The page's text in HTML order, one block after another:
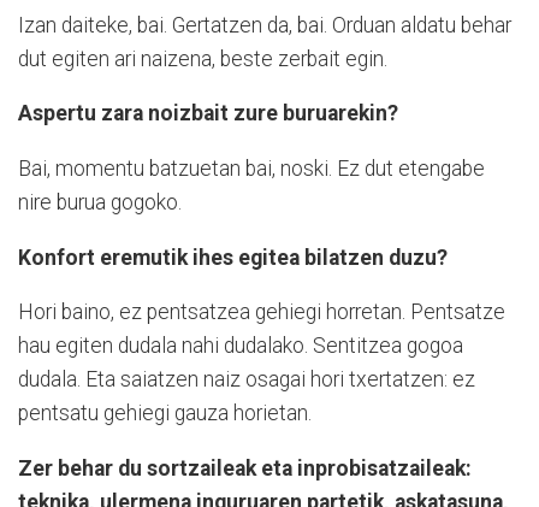
Izan daiteke, bai. Gertatzen da, bai. Orduan aldatu behar
dut egiten ari naizena, beste zerbait egin.
Aspertu zara noizbait zure buruarekin?
Bai, momentu batzuetan bai, noski. Ez dut etengabe
nire burua gogoko.
Konfort eremutik ihes egitea bilatzen duzu?
Hori baino, ez pentsatzea gehiegi horretan. Pentsatze
hau egiten dudala nahi dudalako. Sentitzea gogoa
dudala. Eta saiatzen naiz osagai hori txertatzen: ez
pentsatu gehiegi gauza horietan.
Zer behar du sortzaileak eta inprobisatzaileak:
teknika, ulermena inguruaren partetik, askatasuna,